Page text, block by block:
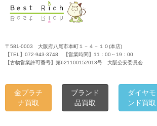
〒581-0003 大阪府八尾市本町１－４－１０(本店)
【TEL】072-943-3748 【営業時間】11：00～19：00
【古物営業許可番号】第621100152013号 大阪公安委員会
金プラチ
ナ買取
ブランド
品買取
ダイヤモ
ンド買取